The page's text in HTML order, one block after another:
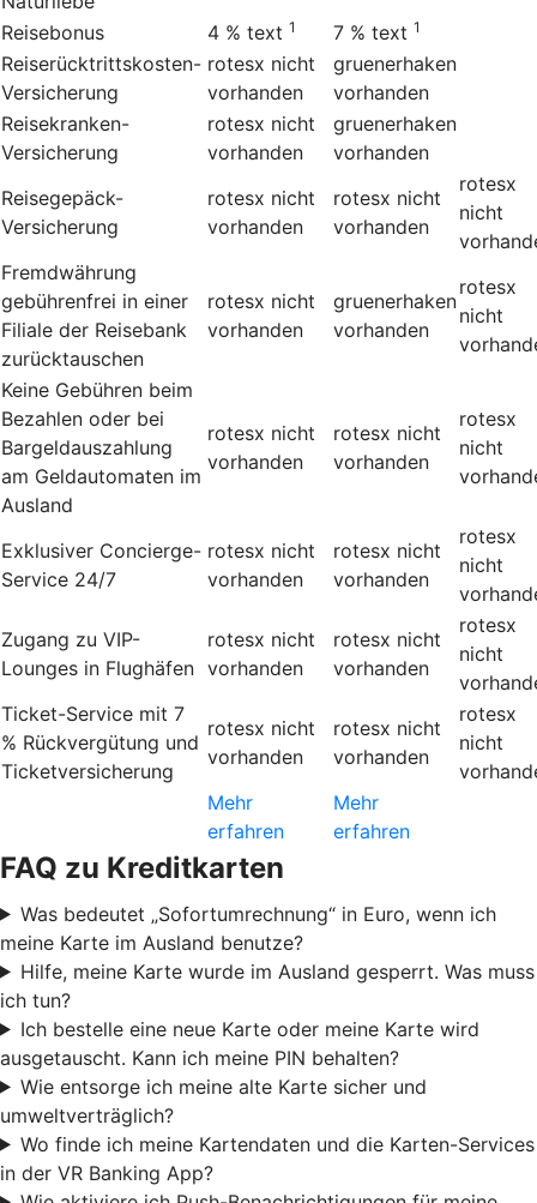
Reisebonus
4 % text 1 7 % text 1
Reiserücktrittskosten-
Versicherung
rotesx nicht
vorhanden
gruenerhaken
vorhanden
Reisekranken-
Versicherung
rotesx nicht
vorhanden
gruenerhaken
vorhanden
Reisegepäck-
Versicherung
rotesx nicht
vorhanden
rotesx nicht
vorhanden
rotesx
nicht
Fremdwährung
gebührenfrei in einer
Filiale der Reisebank
zurücktauschen
rotesx nicht
vorhanden
gruenerhaken
vorhanden
rotesx
nicht
Keine Gebühren beim
Bezahlen oder bei
Bargeldauszahlung
am Geldautomaten im
Ausland
rotesx nicht
vorhanden
rotesx nicht
vorhanden
rotesx
nicht
Exklusiver Concierge-
Service 24/7
rotesx nicht
vorhanden
rotesx nicht
vorhanden
rotesx
nicht
Zugang zu VIP-
Lounges in Flughäfen
rotesx nicht
vorhanden
rotesx nicht
vorhanden
rotesx
nicht
Ticket-Service mit 7
% Rückvergütung und
Ticketversicherung
rotesx nicht
vorhanden
rotesx nicht
vorhanden
rotesx
nicht
Mehr
erfahren
Mehr
erfahren
FAQ zu Kreditkarten
Was bedeutet „Sofortumrechnung“ in Euro, wenn ich
meine Karte im Ausland benutze?
Hilfe, meine Karte wurde im Ausland gesperrt. Was muss
ich tun?
Ich bestelle eine neue Karte oder meine Karte wird
ausgetauscht. Kann ich meine PIN behalten?
Wie entsorge ich meine alte Karte sicher und
umweltverträglich?
Wo finde ich meine Kartendaten und die Karten-Services
in der VR Banking App?